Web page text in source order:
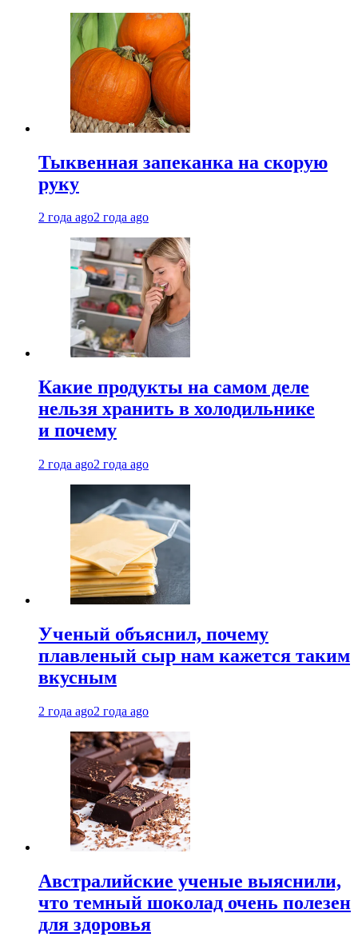
Тыквенная запеканка на скорую
руку
2 года ago2 года ago
Какие продукты на самом деле
нельзя хранить в холодильнике
и почему
2 года ago2 года ago
Ученый объяснил, почему
плавленый сыр нам кажется таким
вкусным
2 года ago2 года ago
Австралийские ученые выяснили,
что темный шоколад очень полезен
для здоровья